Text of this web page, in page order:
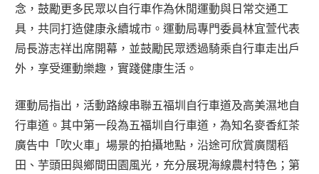
念，鼓勵更多民眾以自行車作為休閒運動與日常交通工
具，共同打造健康永續城市。運動局專門委員林宜萱代表
局長游志祥出席開幕，並鼓勵民眾透過騎乘自行車走出戶
外，享受運動樂趣，實踐健康生活。
運動局指出，活動路線串聯五福圳自行車道及高美濕地自
行車道。其中第一段為五福圳自行車道，為知名麥香紅茶
廣告中「吹火車」場景的拍攝地點，沿途可欣賞廣闊稻
田、芋頭田與鄉間田園風光，充分展現海線農村特色；第